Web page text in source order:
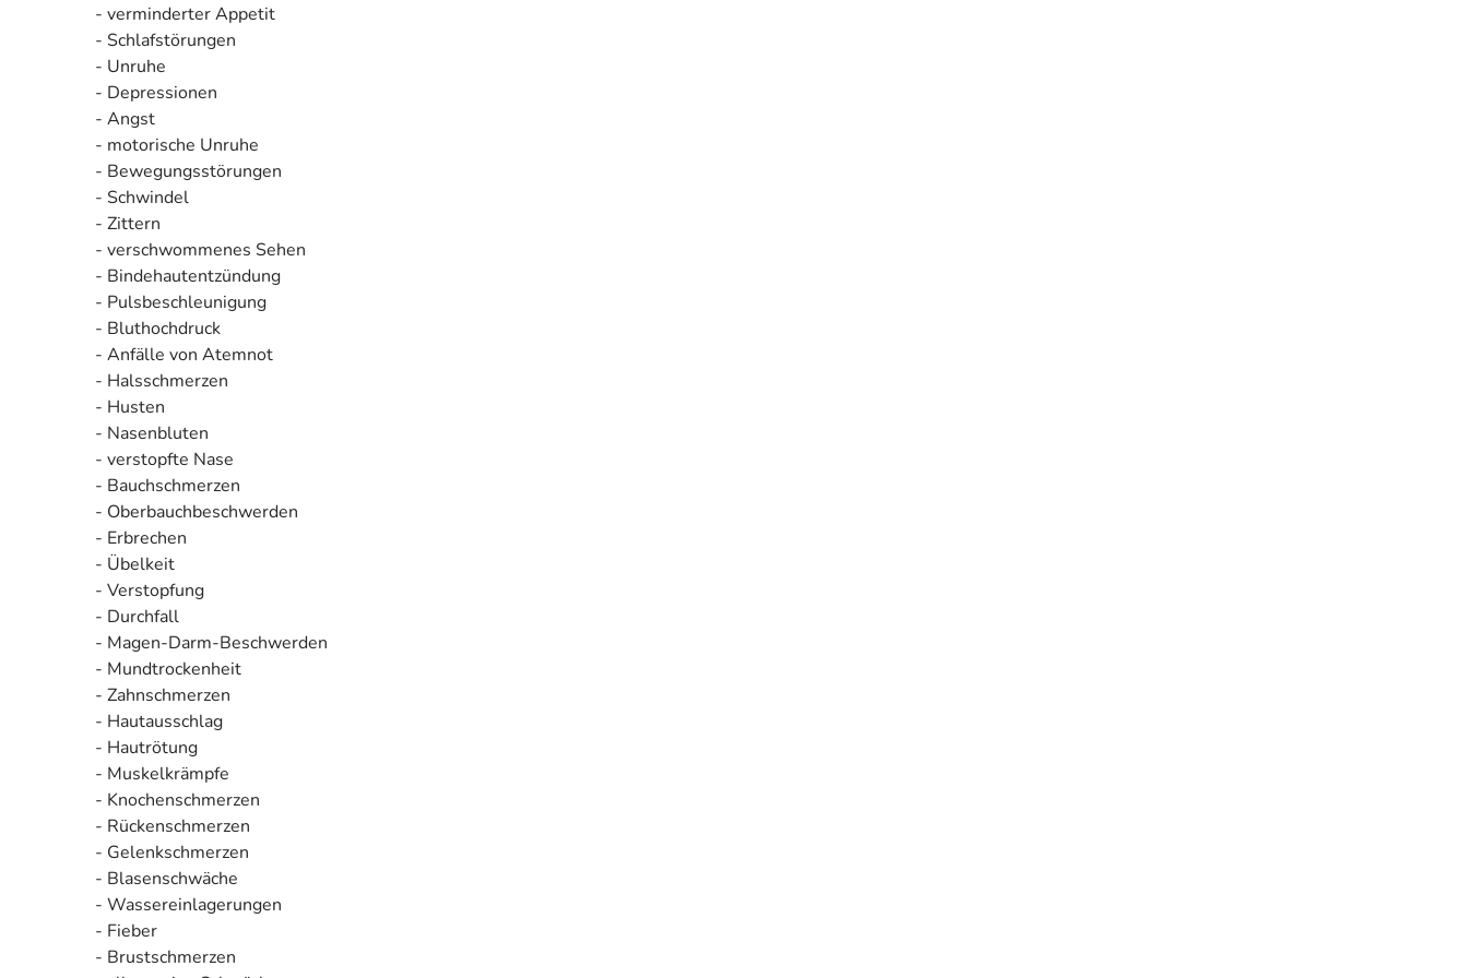
- verminderter Appetit
- Schlafstörungen
- Unruhe
- Depressionen
- Angst
- motorische Unruhe
- Bewegungsstörungen
- Schwindel
- Zittern
- verschwommenes Sehen
- Bindehautentzündung
- Pulsbeschleunigung
- Bluthochdruck
- Anfälle von Atemnot
- Halsschmerzen
- Husten
- Nasenbluten
- verstopfte Nase
- Bauchschmerzen
- Oberbauchbeschwerden
- Erbrechen
- Übelkeit
- Verstopfung
- Durchfall
- Magen-Darm-Beschwerden
- Mundtrockenheit
- Zahnschmerzen
- Hautausschlag
- Hautrötung
- Muskelkrämpfe
- Knochenschmerzen
- Rückenschmerzen
- Gelenkschmerzen
- Blasenschwäche
- Wassereinlagerungen
- Fieber
- Brustschmerzen